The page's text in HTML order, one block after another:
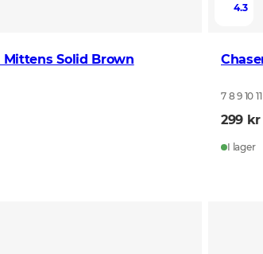
Mittens Solid Brown
4.3
7 8 9 10 11
299 kr
I lager